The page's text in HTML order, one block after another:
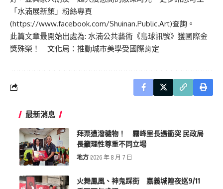
「水湳展新顏」粉絲專頁
(https://www.facebook.com/Shuinan.Public.Art)查詢。
此篇文章最開始出處為: 水湳公共藝術《島球訊號》獲國際金
獎殊榮！ 文化局：推動城市美學受國際肯定
最新消息
拜票遭潑穢物！ 霧峰里長遇衝突 民政局
長籲理性尊重不同立場
地方 2026 年 8 月 7 日
火舞鳳凰、神鬼踩街 嘉義城隍夜巡9/11